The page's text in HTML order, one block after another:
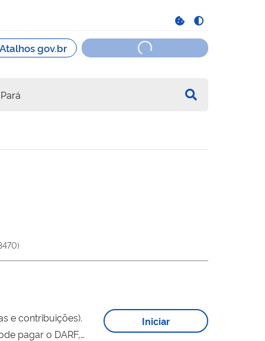
)
e contribuições).
pagar o DARF,
Iniciar